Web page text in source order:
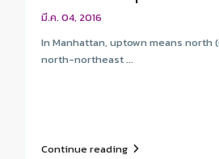
มี.ค. 04, 2016
In Manhattan, uptown means north
north-northeast ...
Continue reading